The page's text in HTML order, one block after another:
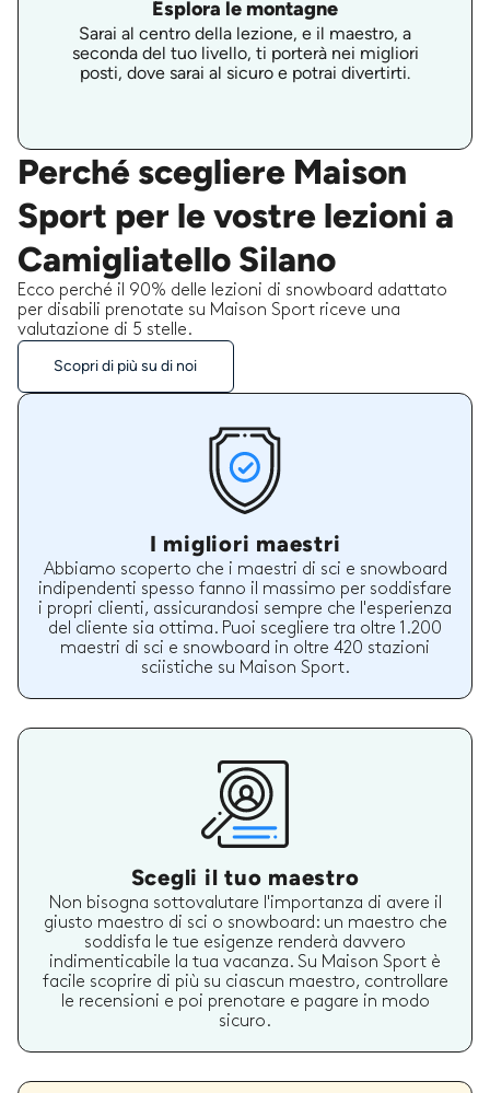
Esplora le montagne
Sarai al centro della lezione, e il maestro, a
seconda del tuo livello, ti porterà nei migliori
posti, dove sarai al sicuro e potrai divertirti.
Perché scegliere Maison
Sport per le vostre lezioni a
Camigliatello Silano
Ecco perché il 90% delle lezioni di snowboard adattato
per disabili prenotate su Maison Sport riceve una
valutazione di 5 stelle.
Scopri di più su di noi
I migliori maestri
Abbiamo scoperto che i maestri di sci e snowboard
indipendenti spesso fanno il massimo per soddisfare
i propri clienti, assicurandosi sempre che l'esperienza
del cliente sia ottima. Puoi scegliere tra oltre 1.200
maestri di sci e snowboard in oltre 420 stazioni
sciistiche su Maison Sport.
Scegli il tuo maestro
Non bisogna sottovalutare l'importanza di avere il
giusto maestro di sci o snowboard: un maestro che
soddisfa le tue esigenze renderà davvero
indimenticabile la tua vacanza. Su Maison Sport è
facile scoprire di più su ciascun maestro, controllare
le recensioni e poi prenotare e pagare in modo
sicuro.